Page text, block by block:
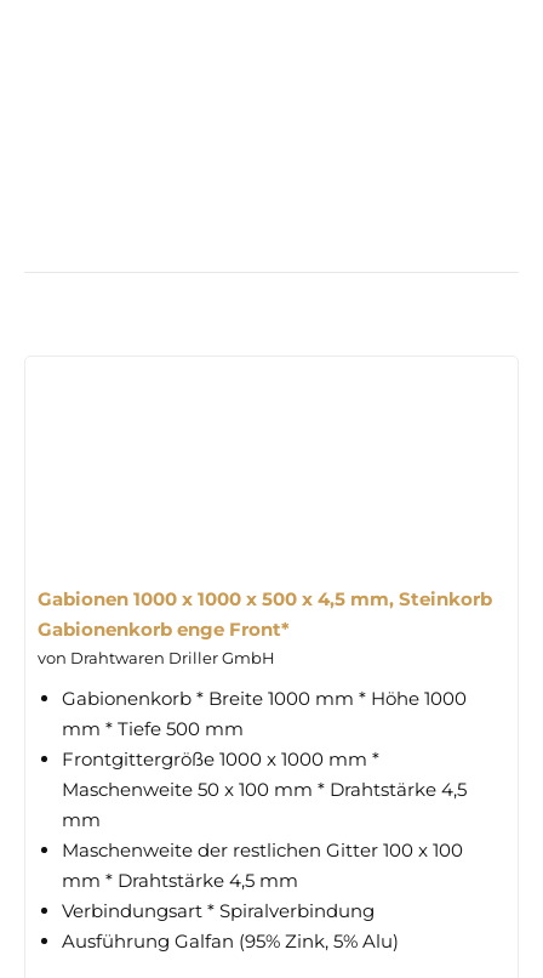
Gabionen 1000 x 1000 x 500 x 4,5 mm, Steinkorb
Gabionenkorb enge Front*
von Drahtwaren Driller GmbH
Gabionenkorb * Breite 1000 mm * Höhe 1000
mm * Tiefe 500 mm
Frontgittergröße 1000 x 1000 mm *
Maschenweite 50 x 100 mm * Drahtstärke 4,5
mm
Maschenweite der restlichen Gitter 100 x 100
mm * Drahtstärke 4,5 mm
Verbindungsart * Spiralverbindung
Ausführung Galfan (95% Zink, 5% Alu)